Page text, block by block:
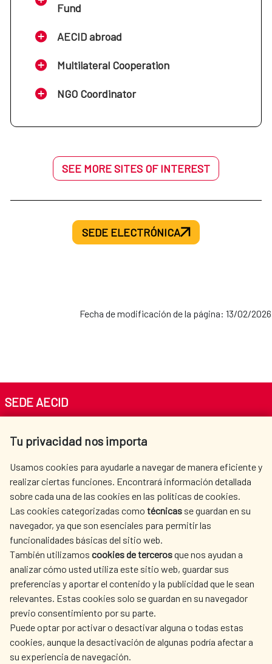
Fund
AECID abroad
Multilateral Cooperation
NGO Coordinator
SEE MORE SITES OF INTEREST
SEDE ELECTRÓNICA
Fecha de modificación de la página: 13/02/2026
Tu privacidad nos importa
Usamos cookies para ayudarle a navegar de manera eficiente y
realizar ciertas funciones. Encontrará información detallada
sobre cada una de las cookies en las políticas de cookies.
Las cookies categorizadas como técnicas se guardan en su
navegador, ya que son esenciales para permitir las
funcionalidades básicas del sitio web.
También utilizamos cookies de tercerosque nos ayudan a
analizar cómo usted utiliza este sitio web, guardar sus
preferencias y aportar el contenido y la publicidad que le sean
relevantes. Estas cookies solo se guardan en su navegador
previo consentimiento por su parte.
Puede optar por activar o desactivar alguna o todas estas
cookies, aunque la desactivación de algunas podría afectar a
su experiencia de navegación.
SEDE AECID
Tel. +34 900 20 30 54​​​​​​​
AECID
WHERE DO WE COOPERATE?
SPANISH HUMANITARIAN
ACTION
PRESS ROOM
CULTURE AND SCIENCE LIBRARY
OUR SOCIAL MEDIA